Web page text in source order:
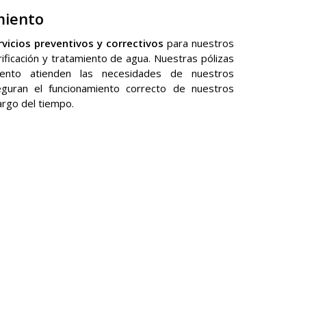
preventivos y correctivos para nuestros
y tratamiento de agua. Nuestras pólizas
atienden las necesidades de nuestros
el funcionamiento correcto de nuestros
del tiempo.